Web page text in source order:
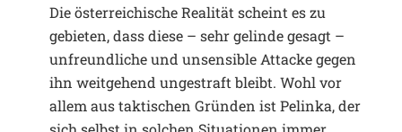
Die österreichische Realität scheint es zu
gebieten, dass diese – sehr gelinde gesagt –
unfreundliche und unsensible Attacke gegen
ihn weitgehend ungestraft bleibt. Wohl vor
allem aus taktischen Gründen ist Pelinka, der